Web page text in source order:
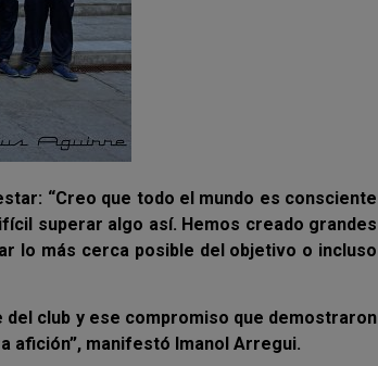
“Creo que todo el mundo es consciente
superar algo así. Hemos creado grandes
lo más cerca posible del objetivo o incluso
club y ese compromiso que demostraron
afición”, manifestó Imanol Arregui.